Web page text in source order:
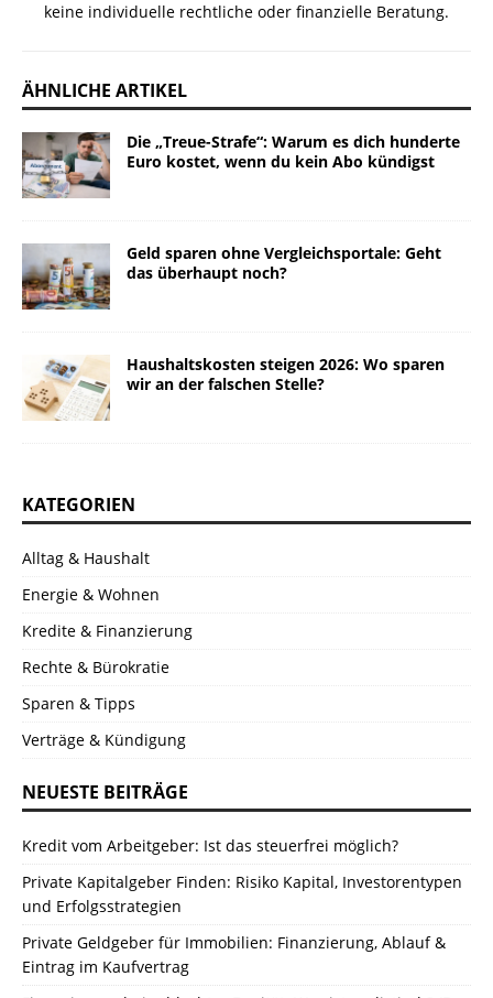
keine individuelle rechtliche oder finanzielle Beratung.
ÄHNLICHE ARTIKEL
Die „Treue-Strafe“: Warum es dich hunderte
Euro kostet, wenn du kein Abo kündigst
Geld sparen ohne Vergleichsportale: Geht
das überhaupt noch?
Haushaltskosten steigen 2026: Wo sparen
wir an der falschen Stelle?
KATEGORIEN
Alltag & Haushalt
Energie & Wohnen
Kredite & Finanzierung
Rechte & Bürokratie
Sparen & Tipps
Verträge & Kündigung
NEUESTE BEITRÄGE
Kredit vom Arbeitgeber: Ist das steuerfrei möglich?
Private Kapitalgeber Finden: Risiko Kapital, Investorentypen
und Erfolgsstrategien
Private Geldgeber für Immobilien: Finanzierung, Ablauf &
Eintrag im Kaufvertrag